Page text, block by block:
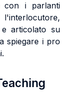
con i parlanti
articolato su
spiegare i pro